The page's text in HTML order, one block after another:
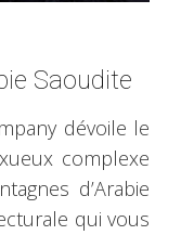
Saoudite
dévoile le
complexe
d’Arabie
qui vous